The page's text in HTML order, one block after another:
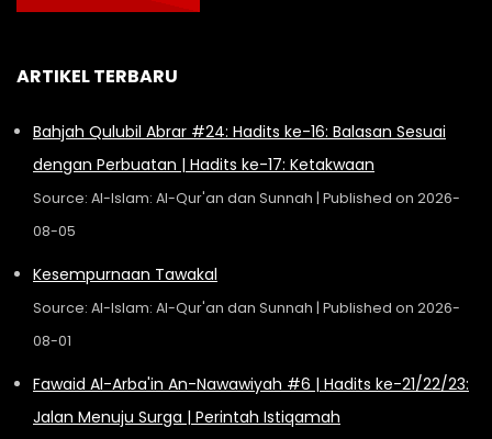
ARTIKEL TERBARU
Bahjah Qulubil Abrar #24: Hadits ke-16: Balasan Sesuai
dengan Perbuatan | Hadits ke-17: Ketakwaan
Source: Al-Islam: Al-Qur'an dan Sunnah Published on 2026-
08-05
Kesempurnaan Tawakal
Source: Al-Islam: Al-Qur'an dan Sunnah Published on 2026-
08-01
Fawaid Al-Arba'in An-Nawawiyah #6 | Hadits ke-21/22/23:
Jalan Menuju Surga | Perintah Istiqamah